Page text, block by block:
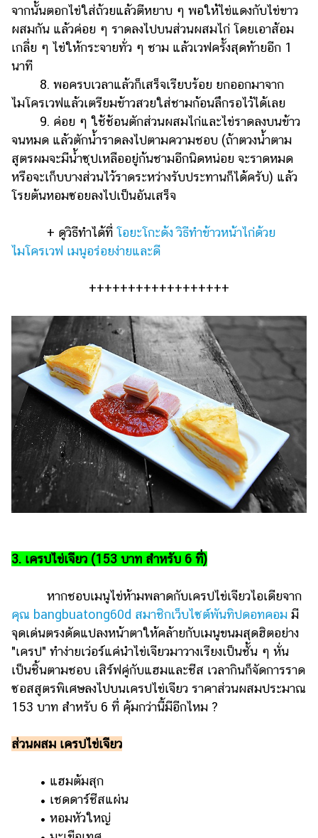
จากนั้นตอกไข่ใส่ถ้วยแล้วตีหยาบ ๆ พอให้ไข่แดงกับไข่ขาว
ผสมกัน แล้วค่อย ๆ ราดลงไปบนส่วนผสมไก่ โดยเอาส้อม
เกลี่ย ๆ ไข่ให้กระจายทั่ว ๆ ชาม แล้วเวฟครั้งสุดท้ายอีก 1
นาที
8. พอครบเวลาแล้วก็เสร็จเรียบร้อย ยกออกมาจาก
ไมโครเวฟแล้วเตรียมข้าวสวยใส่ชามก้อนลึกรอไว้ได้เลย
9. ค่อย ๆ ใช้ช้อนตักส่วนผสมไก่และไข่ราดลงบนข้าว
จนหมด แล้วตักน้ำราดลงไปตามความชอบ (ถ้าตวงน้ำตาม
สูตรผมจะมีน้ำซุปเหลืออยู่ก้นชามอีกนิดหน่อย จะราดหมด
หรือจะเก็บบางส่วนไว้ราดระหว่างรับประทานก็ได้ครับ) แล้ว
โรยต้นหอมซอยลงไปเป็นอันเสร็จ
+ ดูวิธีทำได้ที่ โอยะโกะด้ง วิธีทำข้าวหน้าไก่ด้วย
ไมโครเวฟ เมนูอร่อยง่ายและดี
++++++++++++++++++
3. เครปไข่เจียว (153 บาท สำหรับ 6 ที่)
หากชอบเมนูไข่ห้ามพลาดกับเครปไข่เจียวไอเดียจาก
คุณ bangbuatong60d สมาชิกเว็บไซต์พันทิปดอทคอม มี
จุดเด่นตรงดัดแปลงหน้าตาให้คล้ายกับเมนูขนมสุดฮิตอย่าง
"เครป" ทำง่ายเว่อร์แค่นำไข่เจียวมาวางเรียงเป็นชั้น ๆ หั่น
เป็นชิ้นตามชอบ เสิร์ฟคู่กับแฮมและชีส เวลากินก็จัดการราด
ซอสสูตรพิเศษลงไปบนเครปไข่เจียว ราคาส่วนผสมประมาณ
153 บาท สำหรับ 6 ที่ คุ้มกว่านี้มีอีกไหม ?
ส่วนผสม เครปไข่เจียว
• แฮมต้มสุก
• เชดดาร์ชีสแผ่น
• หอมหัวใหญ่